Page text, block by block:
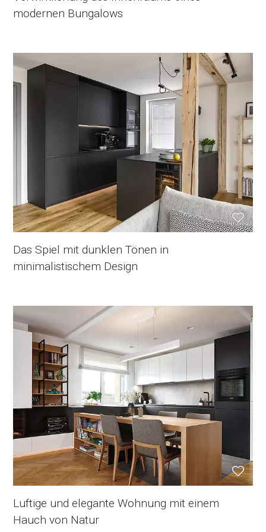
modernen Bungalows
Das Spiel mit dunklen Tönen in
minimalistischem Design
Luftige und elegante Wohnung mit einem
Hauch von Natur